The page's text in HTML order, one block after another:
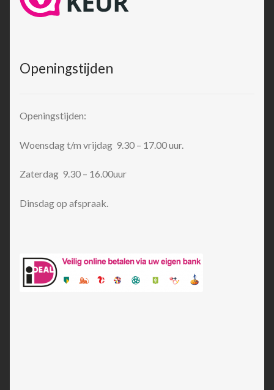
Openingstijden
Openingstijden:
Woensdag t/m vrijdag 9.30 – 17.00 uur.
Zaterdag 9.30 – 16.00uur
Dinsdag op afspraak.